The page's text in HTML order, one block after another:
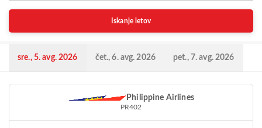
Iskanje letov
sre., 5. avg. 2026 čet., 6. avg. 2026 pet., 7. avg. 2026
Philippine Airlines
PR402